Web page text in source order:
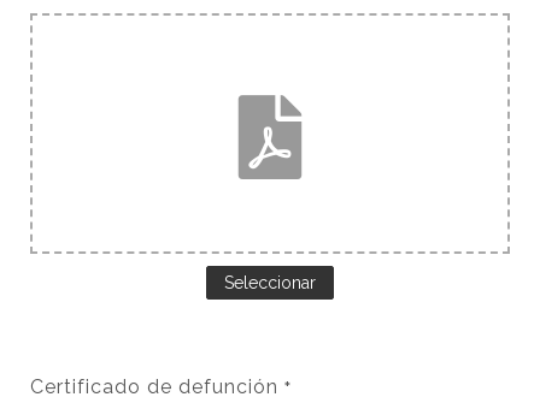
Seleccionar
Certificado de defunción *